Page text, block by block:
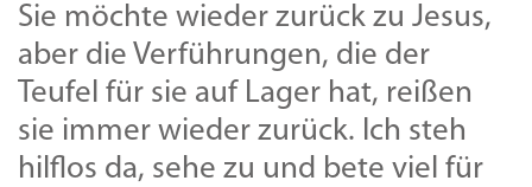
Sie möchte wieder zurück zu Jesus,
aber die Verführungen, die der
Teufel für sie auf Lager hat, reißen
sie immer wieder zurück. Ich steh
hilflos da, sehe zu und bete viel für